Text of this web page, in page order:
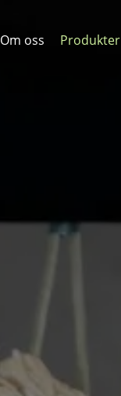
Om oss Produkter